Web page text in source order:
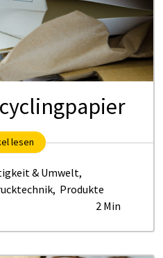
lesen
& Umwelt,
, Produkte
2 Min